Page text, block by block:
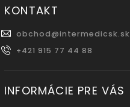
KONTAKT
obchod@intermedicsk.sk
+421 915 77 44 88
INFORMÁCIE PRE VÁS